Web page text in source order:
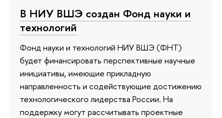
В НИУ ВШЭ создан Фонд науки и
технологий
Фонд науки и технологий НИУ ВШЭ (ФНТ)
будет финансировать перспективные научные
инициативы, имеющие прикладную
направленность и содействующие достижению
технологического лидерства России. На
поддержку могут рассчитывать проектные